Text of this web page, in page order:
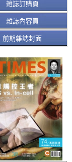
雜誌訂購頁
雜誌內容頁
前期雜誌封面